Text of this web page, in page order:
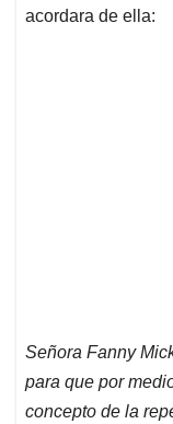
acordara de ella:
Señora Fanny
para que por
concepto de la